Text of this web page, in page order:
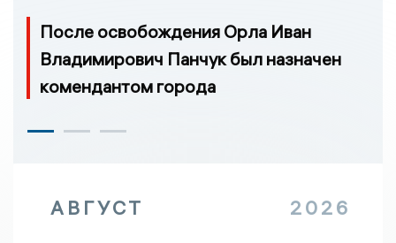
После освобождения Орла Иван
Владимирович Панчук был назначен
комендантом города
АВГУСТ 2026